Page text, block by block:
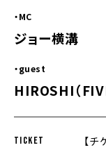
・MC
ジョー横溝
・guest
HIROSHI（
TICKET
【チ